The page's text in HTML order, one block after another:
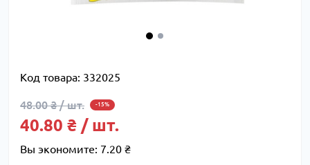
Код товара: 332025
48.00 ₴ / шт. -15%
40.80 ₴ / шт.
Вы экономите: 7.20 ₴